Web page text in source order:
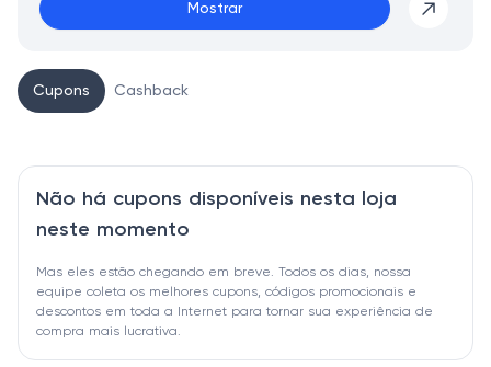
Mostrar
Cupons Cashback
Não há cupons disponíveis nesta loja
neste momento
Mas eles estão chegando em breve. Todos os dias, nossa
equipe coleta os melhores cupons, códigos promocionais e
descontos em toda a Internet para tornar sua experiência de
compra mais lucrativa.